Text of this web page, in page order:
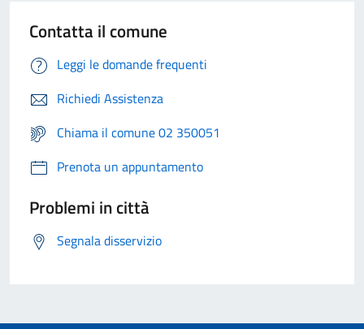
Contatta il comune
Leggi le domande frequenti
Richiedi Assistenza
Chiama il comune 02 350051
Prenota un appuntamento
Problemi in città
Segnala disservizio